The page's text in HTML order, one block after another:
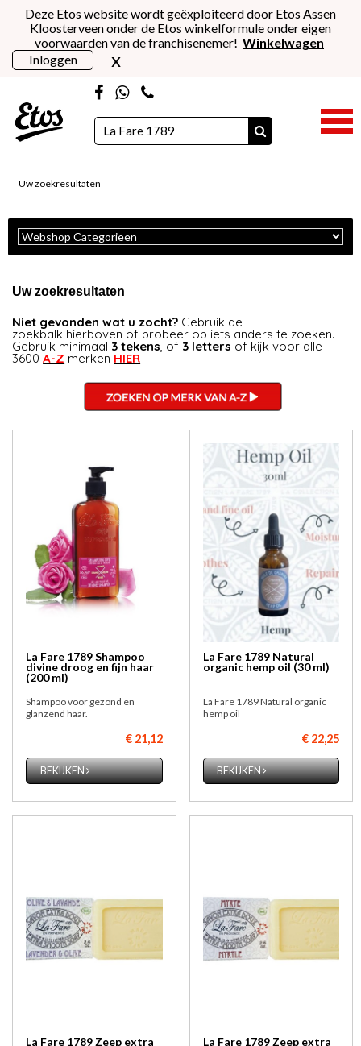
Deze Etos website wordt geëxploiteerd door Etos Assen
Kloosterveen onder de Etos winkelformule onder eigen
voorwaarden van de franchisenemer! Winkelwagen
Inloggen
x
Uw zoekresultaten
Uw zoekresultaten
Niet gevonden wat u zocht? Gebruik de
zoekbalk hierboven of probeer op iets anders te zoeken.
Gebruik minimaal 3 tekens, of 3 letters of kijk voor alle
3600A-Z merken HIER
La Fare 1789 Shampoo
divine droog en fijn haar
(200 ml)
Shampoo voor gezond en
glanzend haar.
€ 21,12
BEKIJKEN
La Fare 1789 Natural
organic hemp oil (30 ml)
La Fare 1789 Natural organic
hemp oil
€ 22,25
BEKIJKEN
La Fare 1789 Zeep extra La Fare 1789 Zeep extra